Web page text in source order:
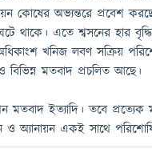
কোষের অভ্যন্তরে প্রবেশ
থাকে। এতে শ্বসনের হার
খনিজ লবণ সক্রিয়
মতবাদ প্রচলিত আছে।
মতবাদ ইত্যাদি। তবে
ও অ্যানায়ন একই সাথে